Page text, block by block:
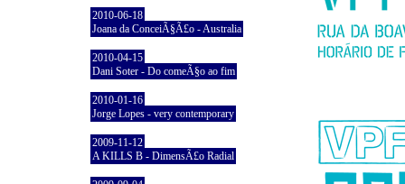
2010-06-18
Joana da ConceiÃ§Ã£o - Australia
2010-04-15
Dani Soter - Do comeÃ§o ao fim
2010-01-16
Jorge Lopes - very contemporary
2009-11-12
A KILLS B - DimensÃ£o Radial